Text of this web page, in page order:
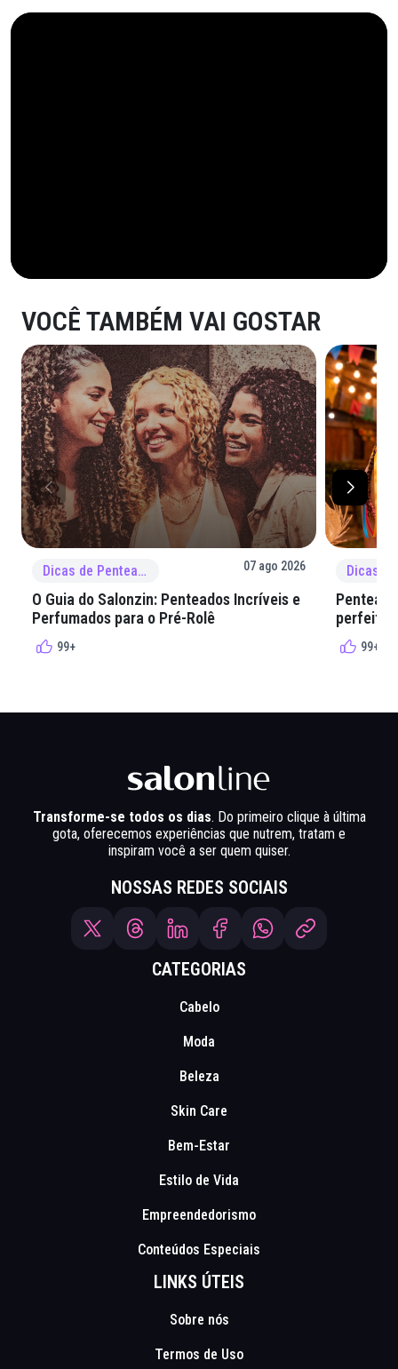
VOCÊ TAMBÉM VAI GOSTAR
Dicas de Penteado 07 ago 2026
O Guia do Salonzin: Penteados Incríveis e
Perfumados para o Pré-Rolê
99+
perfeita
99+
Transforme-se todos os dias. Do primeiro clique à última
gota, oferecemos experiências que nutrem, tratam e
inspiram você a ser quem quiser.
NOSSAS REDES SOCIAIS
CATEGORIAS
Cabelo
Moda
Beleza
Skin Care
Bem-Estar
Estilo de Vida
Empreendedorismo
Conteúdos Especiais
LINKS ÚTEIS
Sobre nós
Termos de Uso